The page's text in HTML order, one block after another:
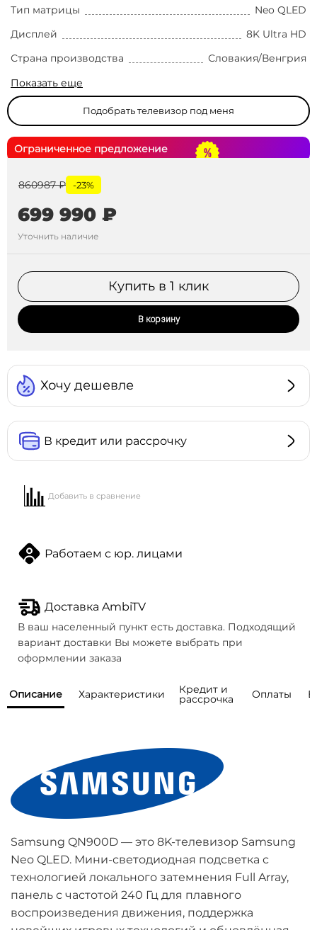
Тип матрицы
Neo QLED
Дисплей
8K Ultra HD
Страна производства
Словакия/Венгрия
Показать еще
Подобрать телевизор под меня
Ограниченное предложение
860987 ₽ -23%
699 990 ₽
Уточнить наличие
Купить в 1 клик
В корзину
Хочу дешевле
В кредит или рассрочку
Добавить в сравнение
Работаем с юр. лицами
Доставка AmbiTV
В ваш населенный пункт есть доставка. Подходящий
вариант доставки Вы можете выбрать при
оформлении заказа
Описание Характеристики Кредит и
рассрочка Оплаты
Samsung QN900D — это 8K-телевизор Samsung
Neo QLED. Мини-светодиодная подсветка с
технологией локального затемнения Full Array,
панель с частотой 240 Гц для плавного
воспроизведения движения, поддержка
Общая информация
Бренд
Samsung
Серия
QN900D
Тип матрицы
Neo QLED
Страна
производства
Словакия/Венгрия
Мы предоставляем возможность
покупки товаров
в кредит или рассрочку от
банков-партнеров
Кредит
Оплатить товар наличными можно курьеру,
при получении.
Данный вид оплаты доступен только для
Санкт-Петербурга, Ленинградской области,
Москвы, Московской области.
Как правильно выбрать телевизор? Не
понимаю, какая диагональ и технология мне
подойдёт. Моделей слишком много.
Есть ли шоурум, где можно посмотреть
Говорят, что OLED выгорают. Это правда?
Есть ли гарантия?